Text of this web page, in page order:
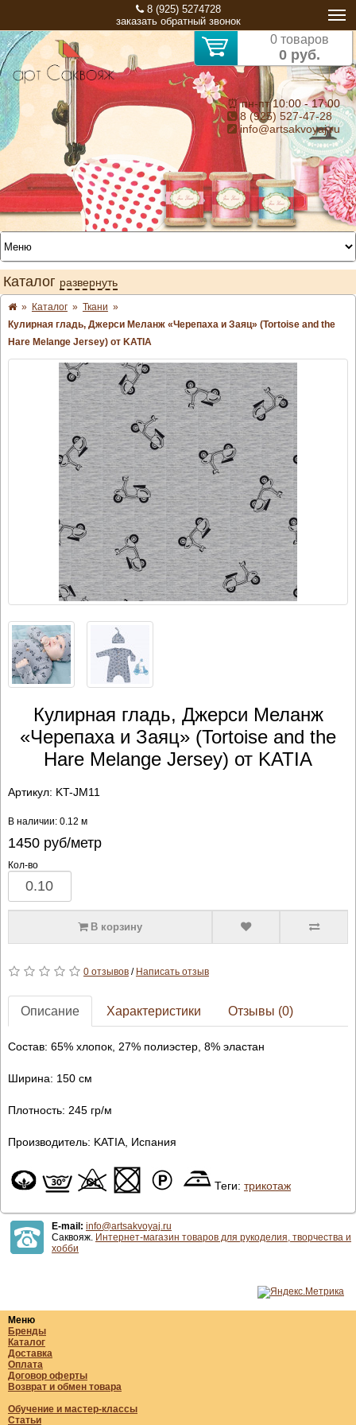
8 (925) 5274728
заказать обратный звонок
0 товаров
0 руб.
⏰ пн-пт 10:00 - 17:00
8 (925) 527-47-28
info@artsakvoyaj.ru
Каталог развернуть
» Каталог » Ткани »
Кулирная гладь, Джерси Меланж «Черепаха и Заяц» (Tortoise and the
Hare Melange Jersey) от KATIA
Кулирная гладь, Джерси Меланж
«Черепаха и Заяц» (Tortoise and the
Hare Melange Jersey) от KATIA
Артикул: KT-JM11
В наличии: 0.12 м
1450руб/метр
Кол-во
В корзину
0 отзывов/ Написать отзыв
Описание Характеристики Отзывы (0)
Состав: 65% хлопок, 27% полиэстер, 8% эластан
Ширина: 150 см
Плотность: 245 гр/м
Производитель: KATIA, Испания
Теги: трикотаж
E-mail: info@artsakvoyaj.ru
Саквояж. Интернет-магазин товаров для рукоделия, творчества и
хобби
Меню
Бренды
Каталог
Доставка
Оплата
Договор оферты
Возврат и обмен товара
Обучение и мастер-классы
Статьи